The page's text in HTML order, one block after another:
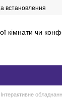
встановлення
кімнати чи
Інтерактивне